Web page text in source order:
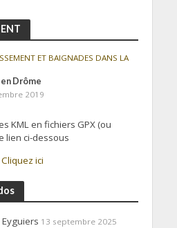
ET BAIGNADES DANS LA
Drôme
2019
KML en fichiers GPX (ou
lien ci-dessous
Cliquez ici
13 septembre 2025